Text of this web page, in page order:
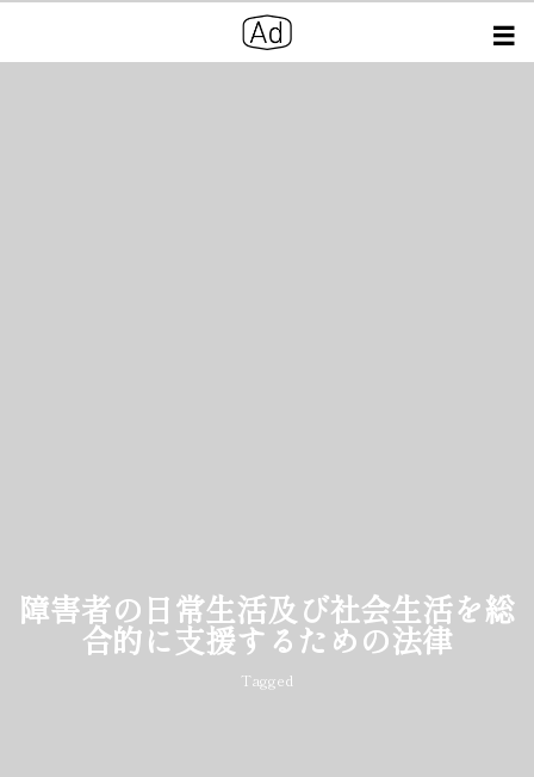
障害者の日常生活及び社会生活を総
合的に支援するための法律
Tagged